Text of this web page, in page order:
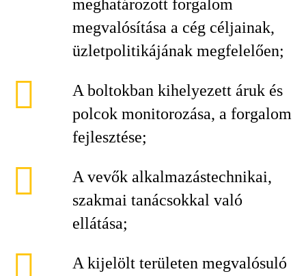
meghatározott forgalom
megvalósítása a cég céljainak,
üzletpolitikájának megfelelően;
A boltokban kihelyezett áruk és
polcok monitorozása, a forgalom
fejlesztése;
A vevők alkalmazástechnikai,
szakmai tanácsokkal való
ellátása;
A kijelölt területen megvalósuló